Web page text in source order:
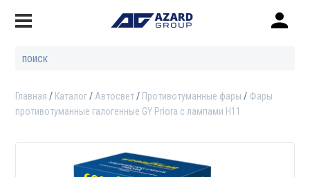
Главная Каталог Автосвет Противотуманные фары
Фары
противотуманные галогенные GY Priora с лампами Н11